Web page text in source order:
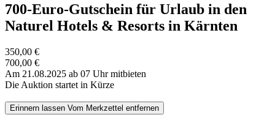
700-Euro-Gutschein für Urlaub in den
Naturel Hotels & Resorts in Kärnten
350,00 €
700,00 €
Am 21.08.2025 ab 07 Uhr mitbieten
Die Auktion startet in Kürze
Erinnern lassen Vom Merkzettel entfernen